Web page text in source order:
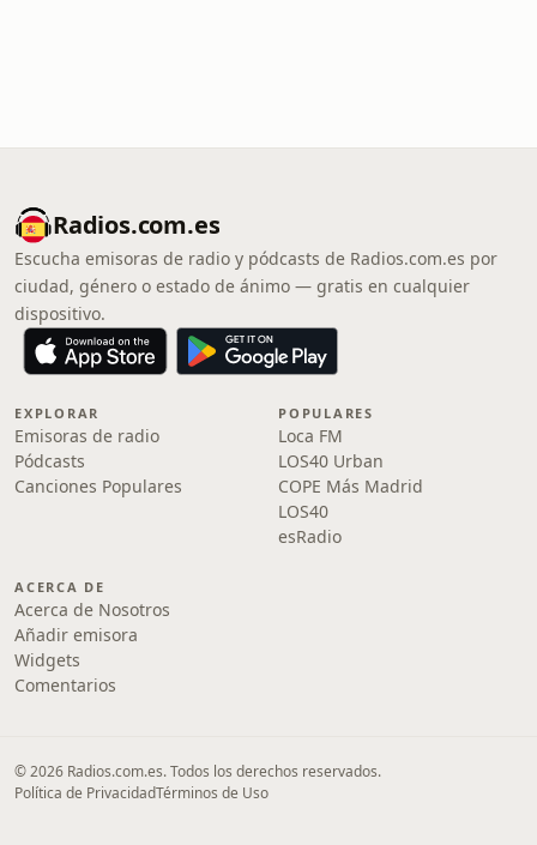
Radios.com.es
Escucha emisoras de radio y pódcasts de Radios.com.es por
ciudad, género o estado de ánimo — gratis en cualquier
dispositivo.
EXPLORAR
Emisoras de radio
Pódcasts
Canciones Populares
POPULARES
Loca FM
LOS40 Urban
COPE Más Madrid
LOS40
esRadio
ACERCA DE
Acerca de Nosotros
Añadir emisora
Widgets
Comentarios
© 2026 Radios.com.es. Todos los derechos reservados.
Política de PrivacidadTérminos de Uso